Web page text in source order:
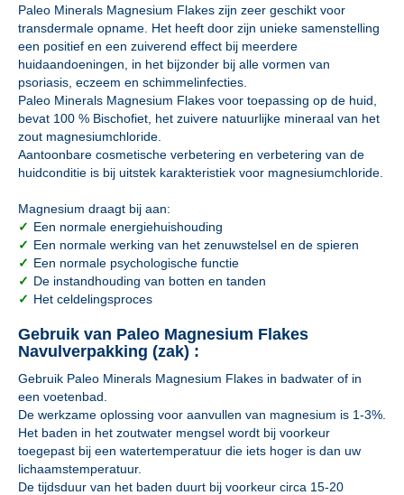
Paleo Minerals Magnesium Flakes zijn zeer geschikt voor
transdermale opname. Het heeft door zijn unieke samenstelling
een positief en een zuiverend effect bij meerdere
huidaandoeningen, in het bijzonder bij alle vormen van
psoriasis, eczeem en schimmelinfecties.
Paleo Minerals Magnesium Flakes voor toepassing op de huid,
bevat 100 % Bischofiet, het zuivere natuurlijke mineraal van het
zout magnesiumchloride.
Aantoonbare cosmetische verbetering en verbetering van de
huidconditie is bij uitstek karakteristiek voor magnesiumchloride.
Magnesium draagt bij aan:
✓ Een normale energiehuishouding
✓ Een normale werking van het zenuwstelsel en de spieren
✓ Een normale psychologische functie
✓ De instandhouding van botten en tanden
✓ Het celdelingsproces
Gebruik van Paleo Magnesium Flakes
Navulverpakking (zak) :
Gebruik Paleo Minerals Magnesium Flakes in badwater of in
een voetenbad.
De werkzame oplossing voor aanvullen van magnesium is 1-3%.
Het baden in het zoutwater mengsel wordt bij voorkeur
toegepast bij een watertemperatuur die iets hoger is dan uw
lichaamstemperatuur.
De tijdsduur van het baden duurt bij voorkeur circa 15-20